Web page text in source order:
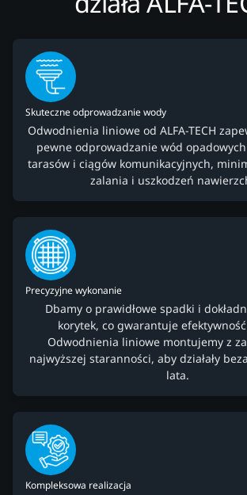
Skuteczne odprowadzanie wody
Odwodnienia liniowe od ALFA-TECH
pewne odprowadzanie wód
tarasów i ciągów komunikacyjnych,
zalania i uszkodzeń
Precyzyjne wykonanie
Dbamy o prawidłowe spadki i
korytek, co gwarantuje
Odwodnienia liniowe montujemy z
najwyższej staranności, aby działały
lata.
Kompleksowa realizacja